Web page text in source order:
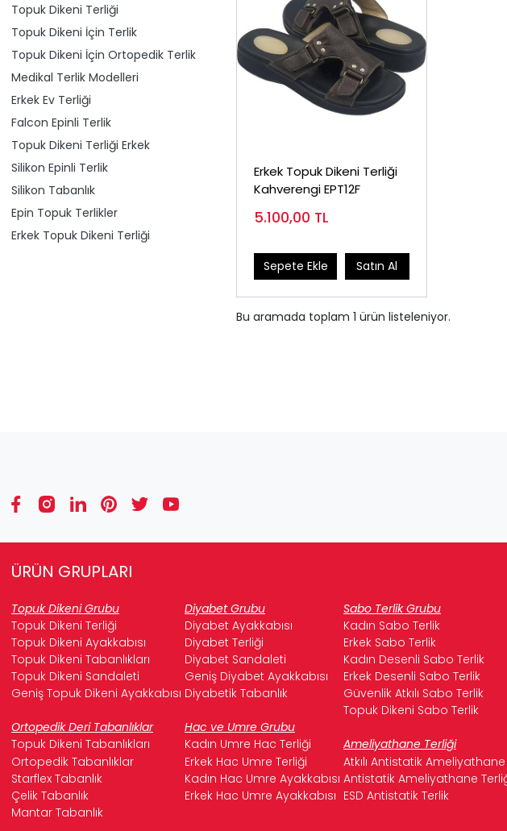
Topuk Dikeni Terliği
Topuk Dikeni İçin Terlik
Topuk Dikeni İçin Ortopedik Terlik
Medikal Terlik Modelleri
Erkek Ev Terliği
Falcon Epinli Terlik
Topuk Dikeni Terliği Erkek
Silikon Epinli Terlik
Silikon Tabanlık
Epin Topuk Terlikler
Erkek Topuk Dikeni Terliği
Erkek Topuk Dikeni Terliği
Kahverengi EPT12F
5.100,00 TL
Sepete Ekle Satın Al
Bu aramada toplam 1 ürün listeleniyor.
ÜRÜN GRUPLARI
Topuk Dikeni Grubu Diyabet Grubu Sabo Terlik Grubu
Topuk Dikeni Terliği
Diyabet Ayakkabısı Kadın Sabo Terlik
Topuk Dikeni Ayakkabısı
Diyabet Terliği Erkek Sabo Terlik
Topuk Dikeni Tabanlıkları
Diyabet Sandaleti Kadın Desenli Sabo Terlik
Topuk Dikeni Sandaleti
Geniş Diyabet Ayakkabısı Erkek Desenli Sabo Terlik
Geniş Topuk Dikeni Ayakkabısı Diyabetik Tabanlık Güvenlik Atkılı Sabo Terlik
Topuk Dikeni Sabo Terlik
Ortopedik Deri Tabanlıklar
Hac ve Umre Grubu
Topuk Dikeni Tabanlıkları
Kadın Umre Hac Terliği Ameliyathane Terliği
Ortopedik Tabanlıklar
Erkek Hac Umre Terliği Atkılı Antistatik Ameliyathane
Starflex Tabanlık
Kadın Hac Umre Ayakkabısı Antistatik Ameliyathane
Çelik Tabanlık
Erkek Hac Umre Ayakkabısı ESD Antistatik Terlik
Mantar Tabanlık